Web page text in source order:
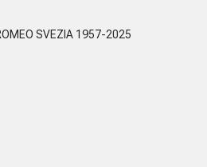
SVEZIA 1957-2025